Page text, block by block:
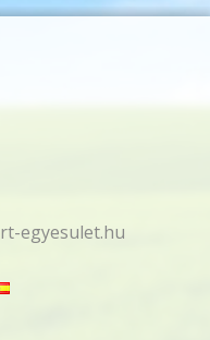
rt-egyesulet.hu